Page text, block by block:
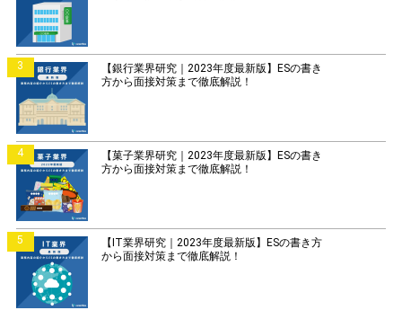
3
【銀行業界研究｜2023年度最新版】ESの書き
方から面接対策まで徹底解説！
4
【菓子業界研究｜2023年度最新版】ESの書き
方から面接対策まで徹底解説！
5
【IT業界研究｜2023年度最新版】ESの書き方
から面接対策まで徹底解説！